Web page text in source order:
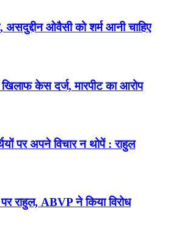
ओवैसी को शर्म आनी चाहिए
केस दर्ज, मारपीट का आरोप
पर अपने विचार न थोपें : राहुल
राहुल, ABVP ने किया विरोध